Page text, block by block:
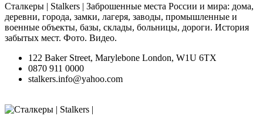
Сталкеры | Stalkers | Заброшенные места России и мира: дома,
деревни, города, замки, лагеря, заводы, промышленные и
военные объекты, базы, склады, больницы, дороги. История
забытых мест. Фото. Видео.
122 Baker Street, Marylebone London, W1U 6TX
0870 911 0000
stalkers.info@yahoo.com